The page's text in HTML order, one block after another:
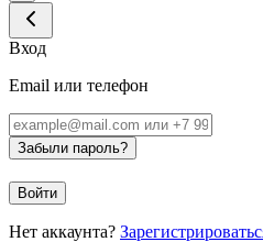
Вход
Email или телефон
Забыли пароль?
Войти
Нет аккаунта?